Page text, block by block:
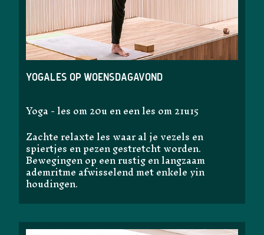
Yogales op woensdagavond
Yoga - les om 20u en een les om 21u15
Zachte relaxte les waar al je vezels en
spiertjes en pezen gestretcht worden.
Bewegingen op een rustig en langzaam
ademritme afwisselend met enkele yin
houdingen.